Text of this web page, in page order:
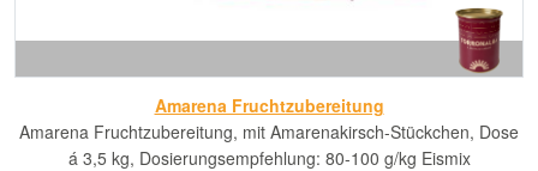
Amarena Fruchtzubereitung
Amarena Fruchtzubereitung, mit Amarenakirsch-Stückchen, Dose
á 3,5 kg, Dosierungsempfehlung: 80-100 g/kg Eismix